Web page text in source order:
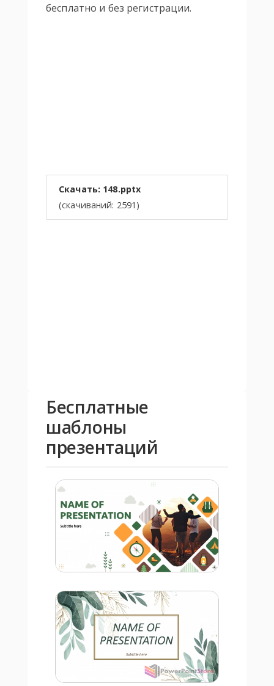
бесплатно и без регистрации.
Скачать: 148.pptx
(cкачиваний: 2591)
Бесплатные
шаблоны
презентаций